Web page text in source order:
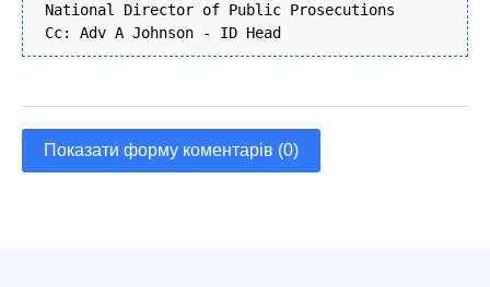
National Director of Public Prosecutions
Cc: Adv A Johnson - ID Head
Показати форму коментарів (0)